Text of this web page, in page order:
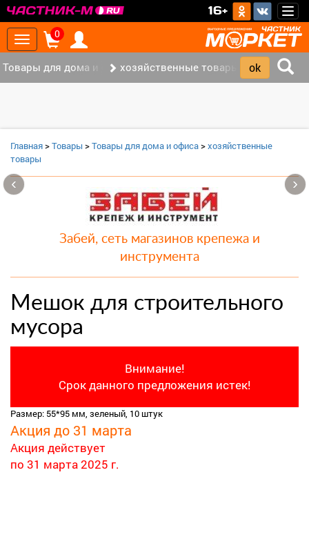
16+
Toggle
navigation
0
Товары для дома и офиса (9)хозяйственные товары (3)
Главная>Товары >Товары для дома и офиса>хозяйственные
товары
Забей, сеть магазинов крепежа и
инструмента
Мешок для строительного
мусора
Внимание!
Срок данного предложения истек!
Размер: 55*95 мм, зеленый, 10 штук
Акция до 31 марта
Акция действует
по 31 марта 2025 г.
‹ ›